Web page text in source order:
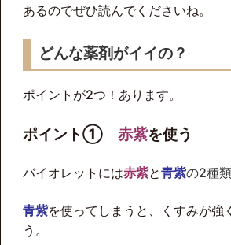
あるのでぜひ読んでくださいね。
どんな薬剤がイイの？
ポイントが2つ！あります。
ポイント①赤紫を使う
バイオレットには赤紫と青紫の2種
青紫を使ってしまうと、くすみが強
う。